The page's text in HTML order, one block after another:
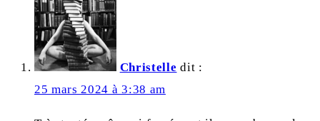
Christelle dit :
25 mars 2024 à 3:38 am